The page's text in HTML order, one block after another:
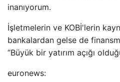
inanıyorum.
İşletmelerin ve KOBİ'lerin
bankalardan gelse de
“Büyük bir yatırım açığı
euronews: